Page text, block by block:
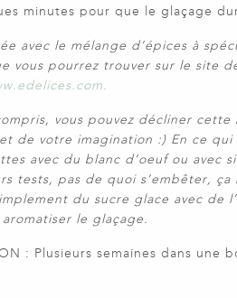
minutes pour que le glaçage
avec le mélange d’épices à
vous pourrez trouver sur le site
vous pouvez décliner
de votre imagination :) En ce qui
avec du blanc d’oeuf ou avec
tests, pas de quoi s’embêter, ça
du sucre glace avec de
le glaçage.
: Plusieurs semaines dans une